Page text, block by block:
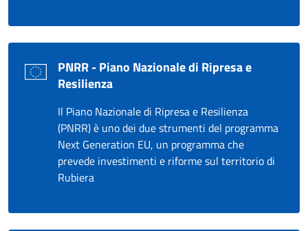
PNRR - Piano Nazionale di Ripresa e
Resilienza
Il Piano Nazionale di Ripresa e Resilienza
(PNRR) è uno dei due strumenti del programma
Next Generation EU, un programma che
prevede investimenti e riforme sul territorio di
Rubiera